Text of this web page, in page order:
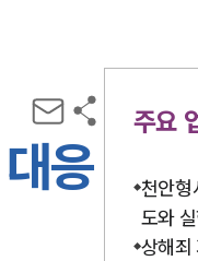
응
주요
천안형
도와
상해죄